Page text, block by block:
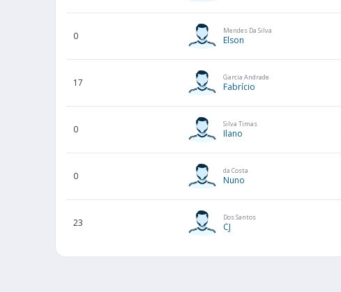
0 Mendes Da Silva
Elson
17 Garcia Andrade
Fabrício
0 Silva Timas
Ilano
0 da Costa
Nuno
23 Dos Santos
CJ